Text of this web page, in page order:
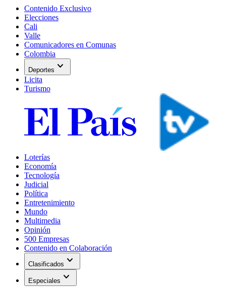
Contenido Exclusivo
Elecciones
Cali
Valle
Comunicadores en Comunas
Colombia
Deportes expand_more
Licita
Turismo
Loterías
Economía
Tecnología
Judicial
Política
Entretenimiento
Mundo
Multimedia
Opinión
500 Empresas
Contenido en Colaboración
Clasificados expand_more
Especiales expand_more